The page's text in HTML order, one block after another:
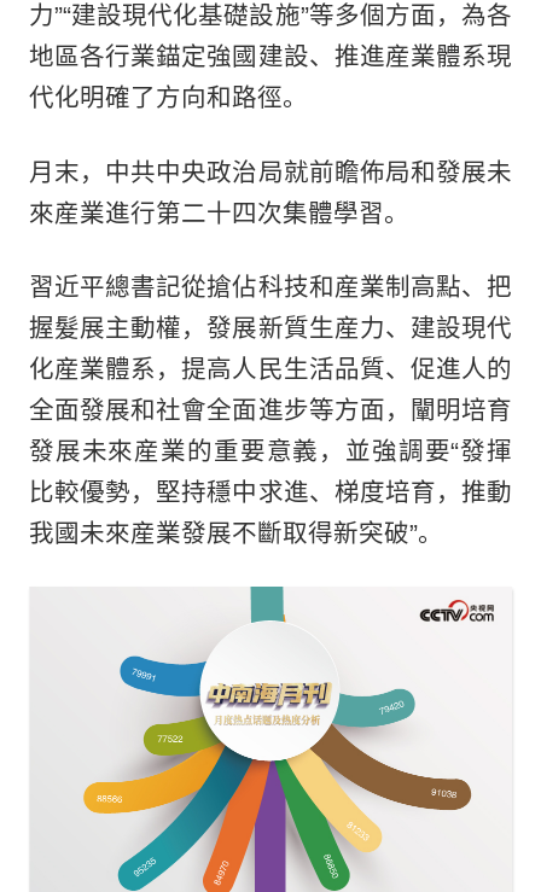
力”“建設現代化基礎設施”等多個方面，為各
地區各行業錨定強國建設、推進産業體系現
代化明確了方向和路徑。
月末，中共中央政治局就前瞻佈局和發展未
來産業進行第二十四次集體學習。
習近平總書記從搶佔科技和産業制高點、把
握髮展主動權，發展新質生産力、建設現代
化産業體系，提高人民生活品質、促進人的
全面發展和社會全面進步等方面，闡明培育
發展未來産業的重要意義，並強調要“發揮
比較優勢，堅持穩中求進、梯度培育，推動
我國未來産業發展不斷取得新突破”。